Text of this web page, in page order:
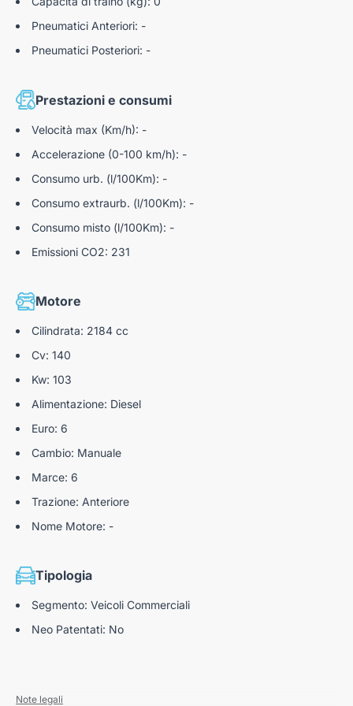
eventuali involontarie incongruenze, che non rappresentano in
Pneumatici Anteriori: -
Pneumatici Posteriori: -
Prestazioni e consumi
Velocità max (Km/h): -
Accelerazione (0-100 km/h): -
Consumo urb. (l/100Km): -
Consumo extraurb. (l/100Km): -
Consumo misto (l/100Km): -
Emissioni CO2: 231
Motore
Cilindrata: 2184 cc
Cv: 140
Kw: 103
Alimentazione: Diesel
Euro: 6
Cambio: Manuale
Marce: 6
Trazione: Anteriore
Nome Motore: -
Tipologia
Segmento: Veicoli Commerciali
Neo Patentati: No
Note legali